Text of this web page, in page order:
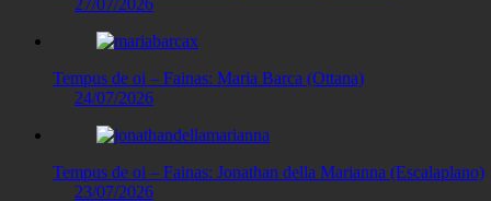
27/07/2026
Tempus de oi – Fainas: Maria Barca (Ottana)
24/07/2026
Tempus de oi – Fainas: Jonathan della Marianna (Escalaplano)
23/07/2026